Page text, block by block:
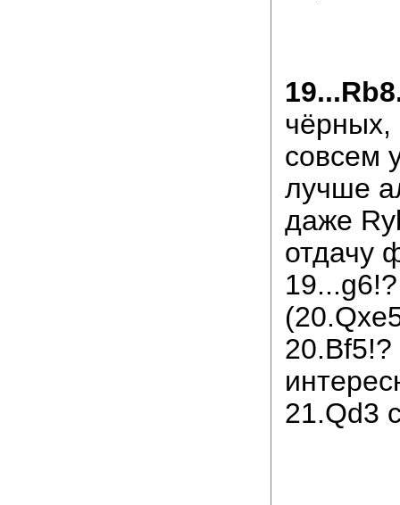
совсем
лучше
даже
отдачу
20.Bf5!?
21.Qd3